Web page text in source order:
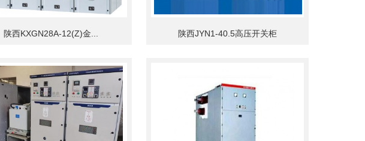
陕西KXGN28A-12(Z)金... 陕西JYN1-40.5高压开关柜